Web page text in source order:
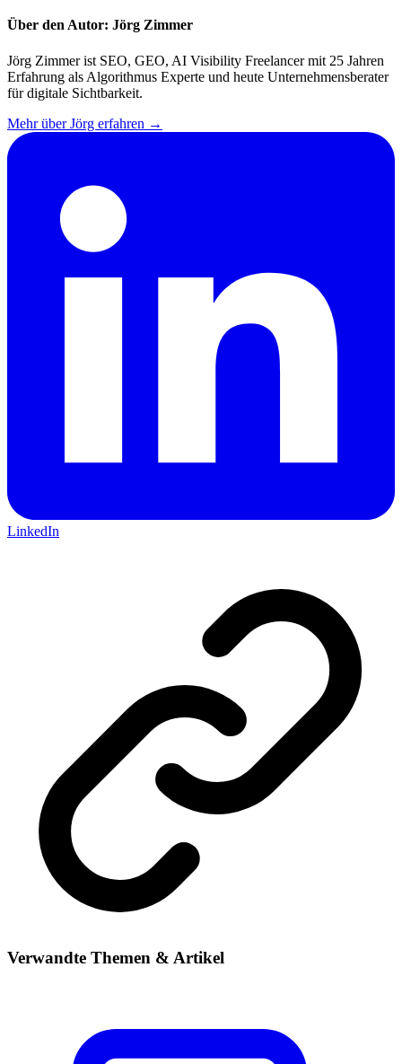
Über den Autor: Jörg Zimmer
Jörg Zimmer ist SEO, GEO, AI Visibility Freelancer mit 25 Jahren
Erfahrung als Algorithmus Experte und heute Unternehmensberater
für digitale Sichtbarkeit.
Mehr über Jörg erfahren →
LinkedIn
Verwandte Themen & Artikel